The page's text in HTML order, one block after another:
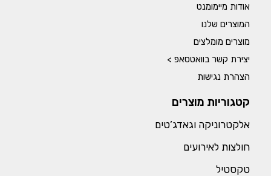
אודות מיימומנט
המוצרים שלנו
מוצרים מומלצים
יצירת קשר בוואטסאפ >
הצהרת נגישות
קטגוריות מוצרים
אלקטרוניקה וגאדג’טים
חולצות לאירועים
טקסטיל